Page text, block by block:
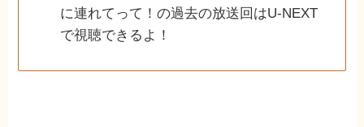
に連れてって！の過去の放送回はU-NEXT
で視聴できるよ！